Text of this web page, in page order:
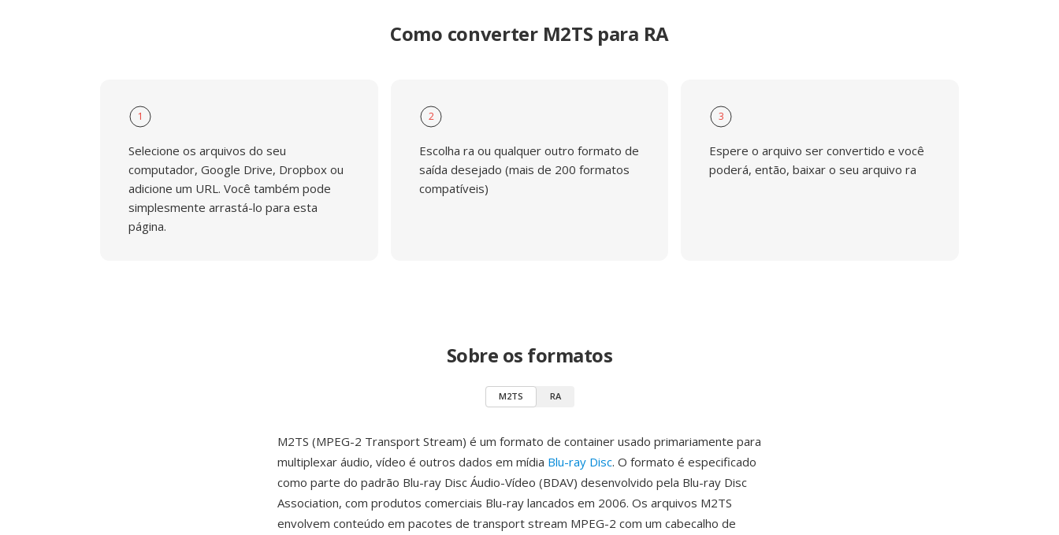
Como converter M2TS para RA
1
Selecione os arquivos do seu
computador, Google Drive, Dropbox ou
adicione um URL. Você também pode
simplesmente arrastá-lo para esta
página.
2
Escolha ra ou qualquer outro formato de
saída desejado (mais de 200 formatos
compatíveis)
3
Espere o arquivo ser convertido e você
poderá, então, baixar o seu arquivo ra
Sobre os formatos
M2TS RA
M2TS (MPEG-2 Transport Stream) é um formato de container usado primariamente para
multiplexar áudio, vídeo é outros dados em mídia Blu-ray Disc. O formato é especificado
como parte do padrão Blu-ray Disc Áudio-Vídeo (BDAV) desenvolvido pela Blu-ray Disc
Association, com produtos comerciais Blu-ray lancados em 2006. Os arquivos M2TS
envolvem conteúdo em pacotes de transport stream MPEG-2 com um cabecalho de